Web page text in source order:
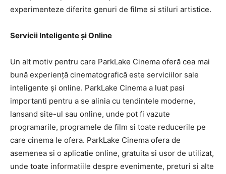
experimenteze diferite genuri de filme si stiluri artistice.
Servicii Inteligente și Online
Un alt motiv pentru care ParkLake Cinema oferă cea mai
bună experiență cinematografică este serviciilor sale
inteligente și online. ParkLake Cinema a luat pasi
importanti pentru a se alinia cu tendintele moderne,
lansand site-ul sau online, unde pot fi vazute
programarile, programele de film si toate reducerile pe
care cinema le ofera. ParkLake Cinema ofera de
asemenea si o aplicatie online, gratuita si usor de utilizat,
unde toate informatiile despre evenimente, preturi si alte